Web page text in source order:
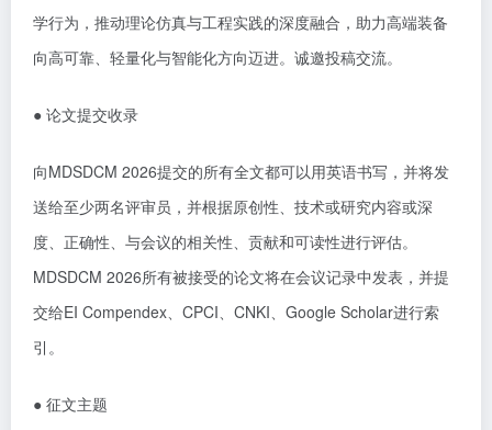
学行为，推动理论仿真与工程实践的深度融合，助力高端装备
向高可靠、轻量化与智能化方向迈进。诚邀投稿交流。
● 论文提交收录
向MDSDCM 2026提交的所有全文都可以用英语书写，并将发
送给至少两名评审员，并根据原创性、技术或研究内容或深
度、正确性、与会议的相关性、贡献和可读性进行评估。
MDSDCM 2026所有被接受的论文将在会议记录中发表，并提
交给EI Compendex、CPCI、CNKI、Google Scholar进行索
引。
● 征文主题